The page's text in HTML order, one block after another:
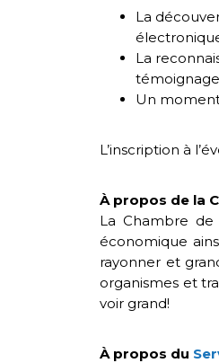
La
La
Un
L’inscription à
À propos de la
La Chambre
économique
rayonner et
organismes et
voir grand!
À propos du